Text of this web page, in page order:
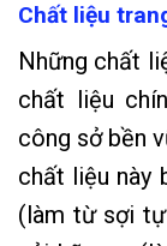
Chất liệu
Những chất
chất liệu
công sở bền
chất liệu này
(làm từ sợi